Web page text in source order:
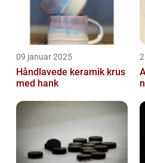
09 januar 2025
Håndlavede keramik krus
med hank